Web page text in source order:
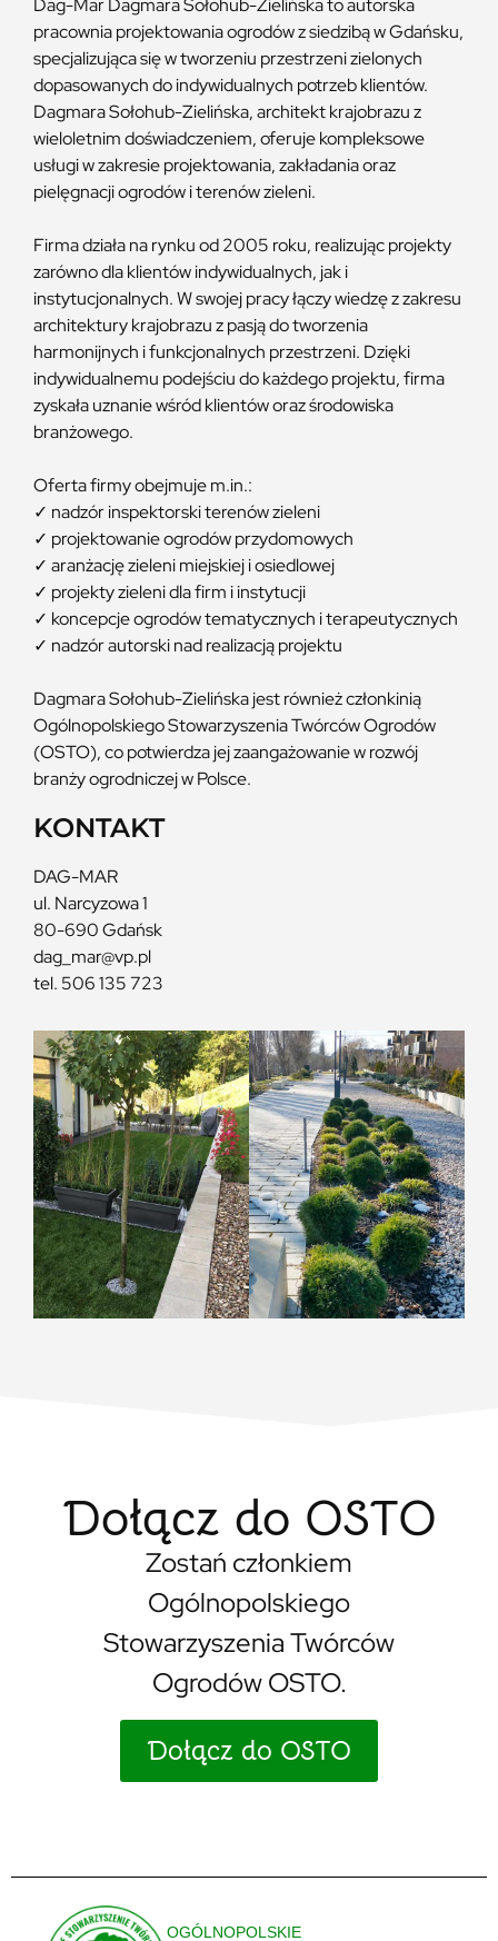
Dag-Mar Dagmara Sołohub-Zielińska to autorska
pracownia projektowania ogrodów z siedzibą w Gdańsku,
specjalizująca się w tworzeniu przestrzeni zielonych
dopasowanych do indywidualnych potrzeb klientów.
Dagmara Sołohub-Zielińska, architekt krajobrazu z
wieloletnim doświadczeniem, oferuje kompleksowe
usługi w zakresie projektowania, zakładania oraz
pielęgnacji ogrodów i terenów zieleni.​
Firma działa na rynku od 2005 roku, realizując projekty
zarówno dla klientów indywidualnych, jak i
instytucjonalnych. W swojej pracy łączy wiedzę z zakresu
architektury krajobrazu z pasją do tworzenia
harmonijnych i funkcjonalnych przestrzeni. Dzięki
indywidualnemu podejściu do każdego projektu, firma
zyskała uznanie wśród klientów oraz środowiska
branżowego.​
Oferta firmy obejmuje m.in.:
✓ nadzór inspektorski terenów zieleni
✓ projektowanie ogrodów przydomowych
✓ aranżację zieleni miejskiej i osiedlowej
✓ projekty zieleni dla firm i instytucji
✓ koncepcje ogrodów tematycznych i terapeutycznych
✓ nadzór autorski nad realizacją projektu​
Dagmara Sołohub-Zielińska jest również członkinią
Ogólnopolskiego Stowarzyszenia Twórców Ogrodów
(OSTO), co potwierdza jej zaangażowanie w rozwój
branży ogrodniczej w Polsce.​
KONTAKT
DAG-MAR
ul. Narcyzowa 1
80-690 Gdańsk
dag_mar@vp.pl
tel. 506 135 723
Dołącz do OSTO
Zostań członkiem
Ogólnopolskiego
Stowarzyszenia Twórców
Ogrodów OSTO.
Dołącz do OSTO
OGÓLNOPOLSKIE